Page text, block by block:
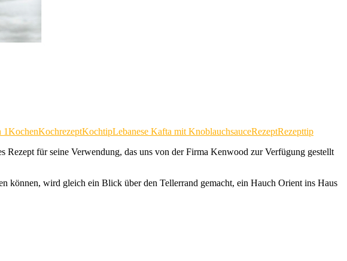
1KochenKochrezeptKochtipLebanese Kafta mit KnoblauchsauceRezeptRezepttip
für seine Verwendung, das uns von der Firma Kenwood zur Verfügung gestellt
können, wird gleich ein Blick über den Tellerrand gemacht, ein Hauch Orient ins Haus